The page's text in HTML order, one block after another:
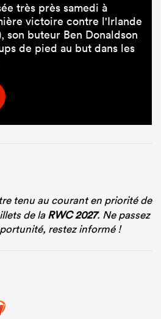
très près samedi à
victoire contre l'Irlande
son buteur Ben Donaldson
de pied au but dans les
tenu au courant en priorité de
de laRWC 2027. Ne passez
restez informé !